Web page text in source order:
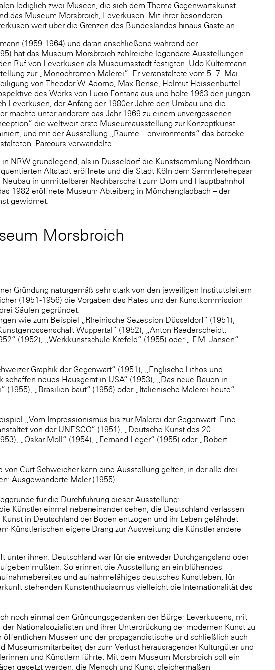
lediglich zwei Museen, die sich dem Thema Gegenwartskunst
das Museum Morsbroich, Leverkusen. Mit ihrer besonderen
weit über die Grenzen des Bundeslandes hinaus Gäste an.
(1959-1964) und daran anschließend während der
hat das Museum Morsbroich zahlreiche legendäre Ausstellungen
Ruf von Leverkusen als Museumsstadt festigten. Udo Kultermann
zur „Monochromen Malerei“. Er veranstaltete vom 5.-7. Mai
von Theodor W. Adorno, Max Bense, Helmut Heissenbüttel
des Werks von Lucio Fontana aus und holte 1963 den jungen
Leverkusen, der Anfang der 1980er Jahre den Umbau und die
machte unter anderem das Jahr 1969 zu einem unvergessenen
die weltweit erste Museumausstellung zur Konzeptkunst
und mit der Ausstellung „Räume – environments“ das barocke
Parcours verwandelte.
NRW grundlegend, als in Düsseldorf die Kunstsammlung Nordrhein-
Altstadt eröffnete und die Stadt Köln dem Sammlerehepaar
in unmittelbarer Nachbarschaft zum Dom und Hauptbahnhof
1982 eröffnete Museum Abteiberg in Mönchengladbach – der
gewidmet.
Morsbroich
Gründung naturgemäß sehr stark von den jeweiligen Institutsleitern
(1951-1956) die Vorgaben des Rates und der Kunstkommission
Säulen gegründet:
wie zum Beispiel „Rheinische Sezession Düsseldorf“ (1951),
Wuppertal“ (1952), „Anton Raederscheidt.
(1952), „Werkkunstschule Krefeld“ (1955) oder „ F.M. Jansen“
Graphik der Gegenwart“ (1951), „Englische Lithos und
neues Hausgerät in USA“ (1953), „Das neue Bauen in
(1955), „Brasilien baut“ (1956) oder „Italienische Malerei heute“
„Vom Impressionismus bis zur Malerei der Gegenwart. Eine
von der UNESCO“ (1951), „Deutsche Kunst des 20.
„Oskar Moll“ (1954), „Fernand Léger“ (1955) oder „Robert
Curt Schweicher kann eine Ausstellung gelten, in der alle drei
Ausgewanderte Maler (1955).
für die Durchführung dieser Ausstellung:
Künstler einmal nebeneinander sehen, die Deutschland verlassen
in Deutschland der Boden entzogen und ihr Leben gefährdet
Künstlerischen eigene Drang zur Ausweitung die Künstler andere
unter ihnen. Deutschland war für sie entweder Durchgangsland oder
mußten. So erinnert die Ausstellung an ein blühendes
und aufnahmefähiges deutsches Kunstleben, für
stehenden Kunstenthusiasmus vielleicht die Internationalität des
noch einmal den Gründungsgedanken der Bürger Leverkusens, mit
Nationalsozialisten und ihrer Unterdrückung der modernen Kunst zu
öffentlichen Museen und der propagandistische und schließlich auch
Museumsmitarbeiter, der zum Verlust herausragender Kulturgüter und
und Künstlern führte: Mit dem Museum Morsbroich soll ein
gesetzt werden, die Mensch und Kunst gleichermaßen